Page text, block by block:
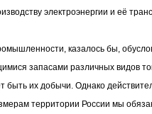
электроэнергии и её
казалось бы,
запасами различных видов
быть их добычи. Однако
территории России мы